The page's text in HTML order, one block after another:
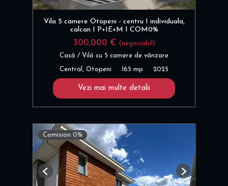
Vila 5 camere Otopeni - centru I individuala,
calcan I P+1E+M I COM0%
300,000 € (negociabil)
Casă / Vilă cu 5 camere de vânzare
Central, Otopeni 165 mp 2025
Vezi mai multe detalii
Comision 0%
Previous Next